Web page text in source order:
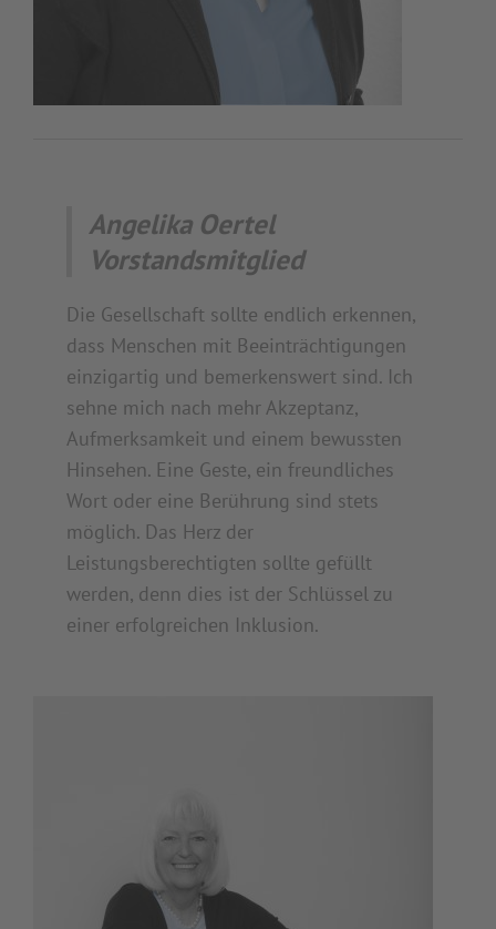
Angelika Oertel
Vorstandsmitglied
Die Gesellschaft sollte endlich erkennen,
dass Menschen mit Beeinträchtigungen
einzigartig und bemerkenswert sind. Ich
sehne mich nach mehr Akzeptanz,
Aufmerksamkeit und einem bewussten
Hinsehen. Eine Geste, ein freundliches
Wort oder eine Berührung sind stets
möglich. Das Herz der
Leistungsberechtigten sollte gefüllt
werden, denn dies ist der Schlüssel zu
einer erfolgreichen Inklusion.